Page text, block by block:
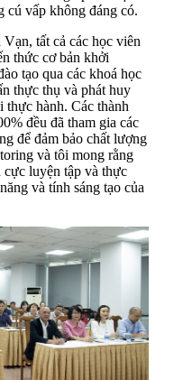
cú vấp không đáng có.
tất cả các học viên
thức cơ bản khởi
tạo qua các khoá học
thực thụ và phát huy
hành. Các thành
đều đã tham gia các
để đảm bảo chất lượng
và tôi mong rằng
cực luyện tập và thực
và tính sáng tạo của